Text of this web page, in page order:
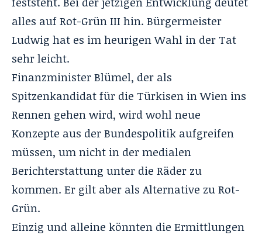
alles auf Rot-Grün III hin. Bürgermeister
Ludwig hat es im heurigen Wahl in der Tat
sehr leicht.
Finanzminister Blümel, der als
Spitzenkandidat für die Türkisen in Wien ins
Rennen gehen wird, wird wohl neue
Konzepte aus der Bundespolitik aufgreifen
müssen, um nicht in der medialen
Berichterstattung unter die Räder zu
kommen. Er gilt aber als Alternative zu Rot-
Grün.
Einzig und alleine könnten die Ermittlungen